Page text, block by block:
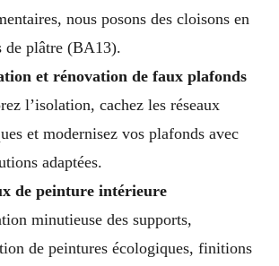
nous posons des cloisons en
de plâtre (BA13).
et rénovation de faux plafonds
l’isolation, cachez les réseaux
et modernisez vos plafonds avec
adaptées.
de peinture intérieure
minutieuse des supports,
de peintures écologiques, finitions